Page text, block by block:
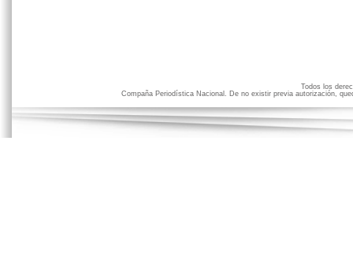
Todos los
Compaña Periodística Nacional. De no existir previa autorización,